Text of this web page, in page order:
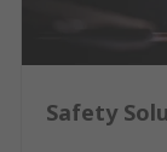
Safety